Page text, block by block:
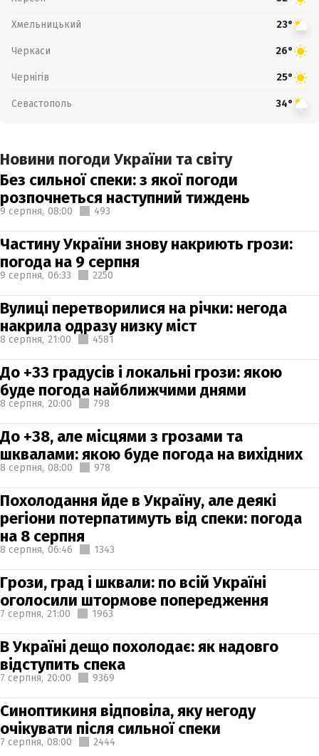
Хмельницький 23°
Черкаси 26°
Чернігів 25°
Севастополь 34°
Новини погоди України та світу
Без сильної спеки: з якої погоди
розпочнеться наступний тиждень
9 серпня, 08:00 493
Частину України знову накриють грози:
погода на 9 серпня
9 серпня, 06:33 2250
Вулиці перетворилися на річки: негода
накрила одразу низку міст
8 серпня, 21:00 4581
До +33 градусів і локальні грози: якою
буде погода найближчими днями
8 серпня, 20:00 798
До +38, але місцями з грозами та
шквалами: якою буде погода на вихідних
8 серпня, 08:00 978
Похолодання йде в Україну, але деякі
регіони потерпатимуть від спеки: погода
на 8 серпня
8 серпня, 06:46 1343
Грози, град і шквали: по всій Україні
оголосили штормове попередження
7 серпня, 21:00 1963
В Україні дещо похолодає: як надовго
відступить спека
7 серпня, 20:00 9369
Синоптикиня відповіла, яку негоду
очікувати після сильної спеки
7 серпня, 08:00 2444